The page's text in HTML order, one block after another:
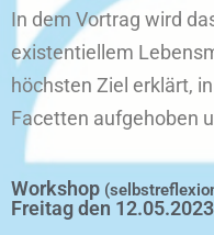
In dem Vortrag wird
existentiellem
höchsten Ziel erklärt,
Facetten aufgehoben
Workshop
Freitag den